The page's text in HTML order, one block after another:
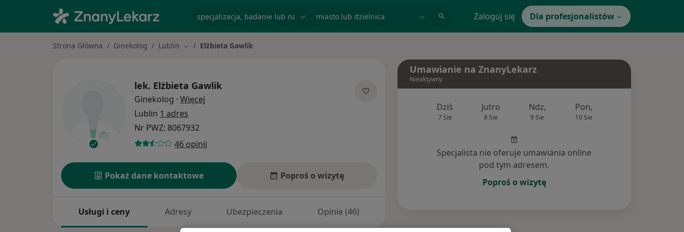
Zaloguj się Dla profesjonalistów
Strona Główna Ginekolog Lublin Zmień miasto
Elżbieta Gawlik
lek. Elżbieta Gawlik
Ginekolog · Więcej
Lublin 1 adres
Nr PWZ: 8067932
46 opinii
Pokaż dane kontaktowe Poproś o wizytę
Usługi i ceny Adresy Ubezpieczenia Opinie (46)
Umawianie na ZnanyLekarz
Nieaktywny
Dziś
7 Sie
Jutro
8 Sie
Ndz,
9 Sie
Pon,
10 Sie
Specjalista nie oferuje umawiania online
pod tym adresem.
Poproś o wizytę